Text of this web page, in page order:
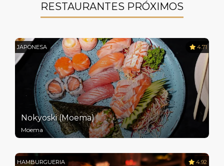
RESTAURANTES PRÓXIMOS
JAPONESA 4.71
Nokyoski (Moema)
Moema
HAMBURGUERIA 4.92